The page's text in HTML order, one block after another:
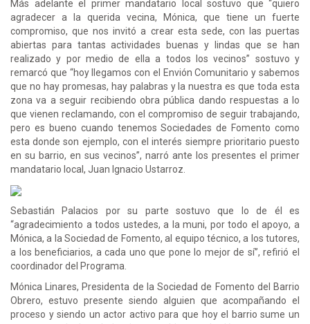
Más adelante el primer mandatario local sostuvo que “quiero
agradecer a la querida vecina, Mónica, que tiene un fuerte
compromiso, que nos invitó a crear esta sede, con las puertas
abiertas para tantas actividades buenas y lindas que se han
realizado y por medio de ella a todos los vecinos” sostuvo y
remarcó que “hoy llegamos con el Envión Comunitario y sabemos
que no hay promesas, hay palabras y la nuestra es que toda esta
zona va a seguir recibiendo obra pública dando respuestas a lo
que vienen reclamando, con el compromiso de seguir trabajando,
pero es bueno cuando tenemos Sociedades de Fomento como
esta donde son ejemplo, con el interés siempre prioritario puesto
en su barrio, en sus vecinos”, narró ante los presentes el primer
mandatario local, Juan Ignacio Ustarroz.
Sebastián Palacios por su parte sostuvo que lo de él es
“agradecimiento a todos ustedes, a la muni, por todo el apoyo, a
Mónica, a la Sociedad de Fomento, al equipo técnico, a los tutores,
a los beneficiarios, a cada uno que pone lo mejor de sí”, refirió el
coordinador del Programa.
Mónica Linares, Presidenta de la Sociedad de Fomento del Barrio
Obrero, estuvo presente siendo alguien que acompañando el
proceso y siendo un actor activo para que hoy el barrio sume un